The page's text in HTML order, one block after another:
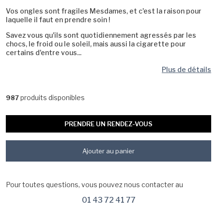
Vos ongles sont fragiles Mesdames, et c'est la raison pour
laquelle il faut en prendre soin !
Savez vous qu'ils sont quotidiennement agressés par les
chocs, le froid ou le soleil, mais aussi la cigarette pour
certains d'entre vous...
Plus de détails
987produits disponibles
PRENDRE UN RENDEZ-VOUS
Ajouter au panier
Pour toutes questions, vous pouvez nous contacter au
01 43 72 41 77